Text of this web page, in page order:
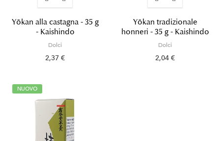
Yōkan alla castagna - 35 g
- Kaishindo
Dolci
2,37 €
Yōkan tradizionale
honneri - 35 g - Kaishindo
Dolci
2,04 €
NUOVO